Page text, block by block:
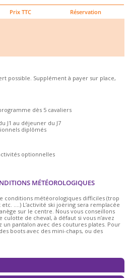
Prix TTC Réservation
possible. Supplément à payer sur place,
dès 5 cavaliers
J1 au déjeuner du J7
diplômés
optionnelles
MÉTÉOROLOGIQUES
conditions météorologiques difficiles (trop
….) L’activité ski joëring sera remplacée
sur le centre. Nous vous conseillons
de cheval, à défaut si vous n’avez
un pantalon avec des coutures plates. Pour
boots avec des mini-chaps, ou des